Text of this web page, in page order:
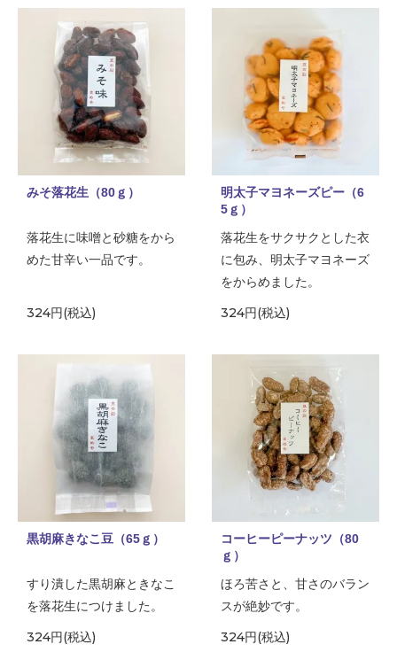
みそ落花生（80ｇ）
落花生に味噌と砂糖をから
めた甘辛い一品です。
324円(税込)
明太子マヨネーズピー（6
5ｇ）
落花生をサクサクとした衣
に包み、明太子マヨネーズ
をからめました。
324円(税込)
黒胡麻きなこ豆（65ｇ）
すり潰した黒胡麻ときなこ
を落花生につけました。
324円(税込)
コーヒーピーナッツ（80
ｇ）
ほろ苦さと、甘さのバラン
スが絶妙です。
324円(税込)